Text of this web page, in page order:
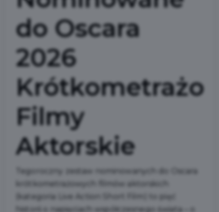
do Oscara
2026
Filmy
Aktorskie
Tegoroczny zestaw nominowanych do Oscara
krótkometrażowych filmów aktorskich
(kategoria Live Action Short Film) to pięć
historii o napięciach współczesnego świata – o